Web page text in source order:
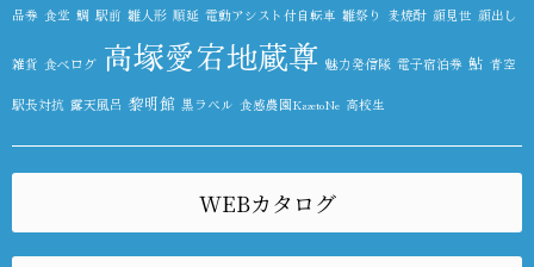
品券 食堂 鯛 駅前 雛人形 順延 電動アシスト付自転車 雛祭り 麦焼酎 顔見世 顔出し
雑貨 食べログ 高塚愛宕地蔵尊 魅力発信隊 電子宿泊券 鮎 青空
駅長対抗 露天風呂 黎明館 黒ラベル 食感農園KazetoNe 高校生
WEBカタログ